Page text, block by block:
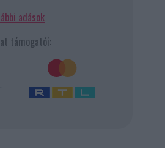
adások
támogatói: